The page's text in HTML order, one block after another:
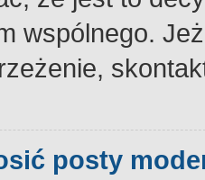
wspólnego.
posty